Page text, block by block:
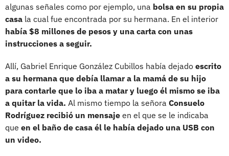
algunas señales como por ejemplo, una bolsa en su propia
casa la cual fue encontrada por su hermana. En el interior
había $8 millones de pesos y una carta con unas
instrucciones a seguir.
Allí, Gabriel Enrique González Cubillos había dejado escrito
a su hermana que debía llamar a la mamá de su hijo
para contarle que lo iba a matar y luego él mismo se iba
a quitar la vida. Al mismo tiempo la señora Consuelo
Rodríguez recibió un mensaje en el que se le indicaba
que en el baño de casa él le había dejado una USB con
un video.